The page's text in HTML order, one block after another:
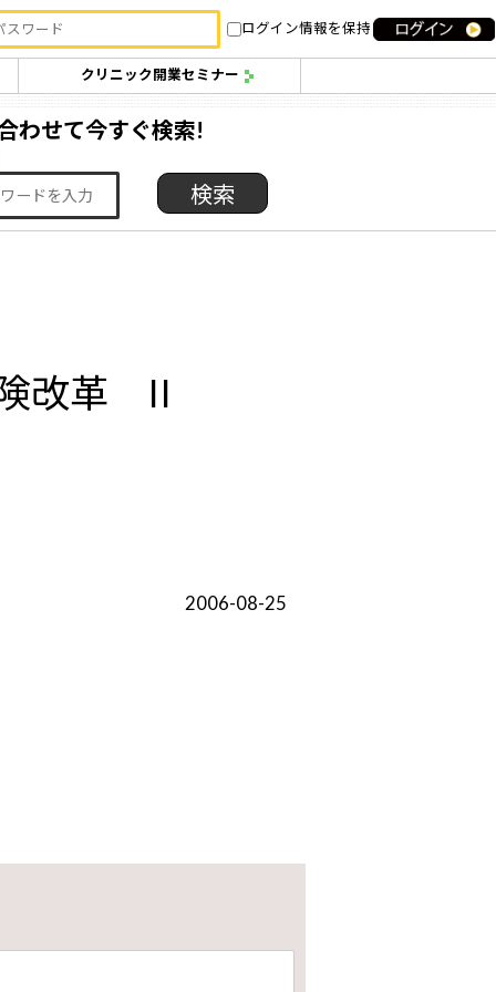
ログイン情報を保持
クリニック開業セミナー
わせて今すぐ検索!
改革 II
2006-08-25